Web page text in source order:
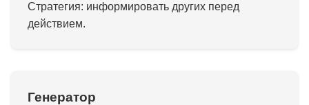
Стратегия: информировать других перед
действием.
Генератор